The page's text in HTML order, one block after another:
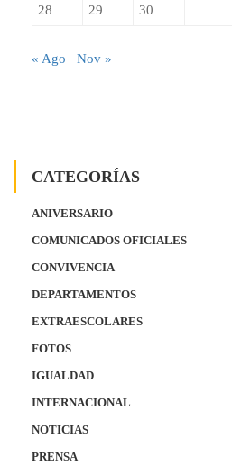
28 29 30
« Ago Nov »
CATEGORÍAS
ANIVERSARIO
COMUNICADOS OFICIALES
CONVIVENCIA
DEPARTAMENTOS
EXTRAESCOLARES
FOTOS
IGUALDAD
INTERNACIONAL
NOTICIAS
PRENSA